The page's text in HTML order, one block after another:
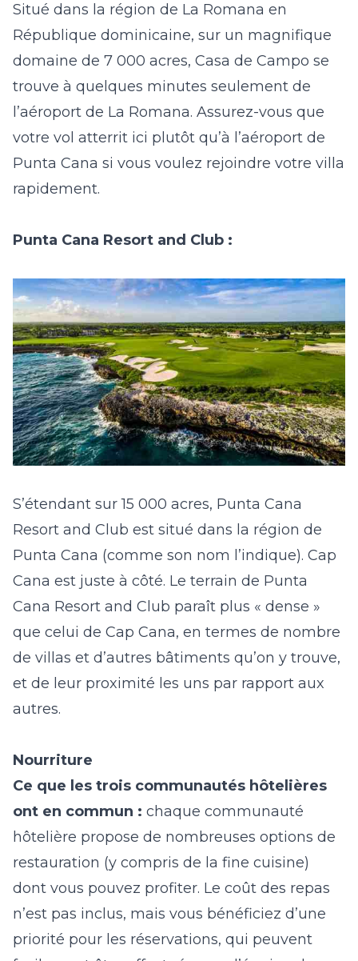
Situé dans la région de La Romana en
République dominicaine, sur un magnifique
domaine de 7 000 acres, Casa de Campo se
trouve à quelques minutes seulement de
l’aéroport de La Romana. Assurez-vous que
votre vol atterrit ici plutôt qu’à l’aéroport de
Punta Cana si vous voulez rejoindre votre villa
rapidement.
Punta Cana Resort and Club :
S’étendant sur 15 000 acres, Punta Cana
Resort and Club est situé dans la région de
Punta Cana (comme son nom l’indique). Cap
Cana est juste à côté. Le terrain de Punta
Cana Resort and Club paraît plus « dense »
que celui de Cap Cana, en termes de nombre
de villas et d’autres bâtiments qu’on y trouve,
et de leur proximité les uns par rapport aux
autres.
Nourriture
Ce que les trois communautés hôtelières
ont en commun : chaque communauté
hôtelière propose de nombreuses options de
restauration (y compris de la fine cuisine)
dont vous pouvez profiter. Le coût des repas
n’est pas inclus, mais vous bénéficiez d’une
priorité pour les réservations, qui peuvent